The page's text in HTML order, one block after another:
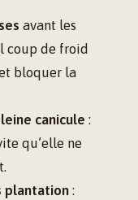
avant les
coup de froid
bloquer la
canicule :
qu’elle ne
plantation :